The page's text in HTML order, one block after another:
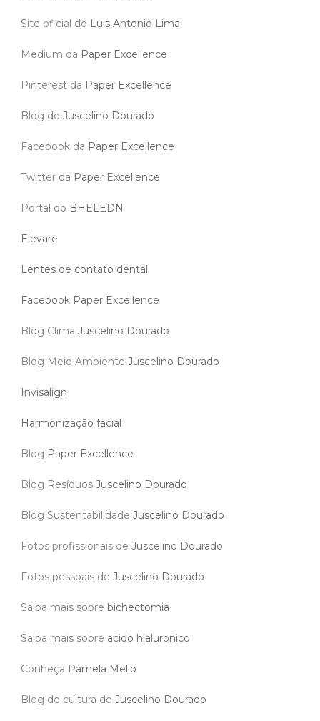
Site oficial do Luis Antonio Lima
Medium da Paper Excellence
Pinterest da Paper Excellence
Blog do Juscelino Dourado
Facebook da Paper Excellence
Twitter da Paper Excellence
Portal do BHELEDN
Elevare
Lentes de contato dental
Facebook Paper Excellence
Blog Clima Juscelino Dourado
Blog Meio Ambiente Juscelino Dourado
Invisalign
Harmonização facial
Blog Paper Excellence
Blog Resíduos Juscelino Dourado
Blog Sustentabilidade Juscelino Dourado
Fotos profissionais de Juscelino Dourado
Fotos pessoais de Juscelino Dourado
Saiba mais sobre bichectomia
Saiba mais sobre acido hialuronico
Conheça Pamela Mello
Blog de cultura de Juscelino Dourado